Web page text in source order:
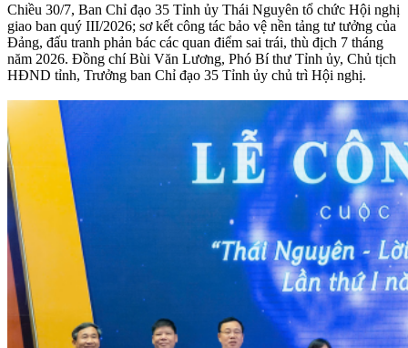
Chiều 30/7, Ban Chỉ đạo 35 Tỉnh ủy Thái Nguyên tổ chức Hội nghị
giao ban quý III/2026; sơ kết công tác bảo vệ nền tảng tư tưởng của
Đảng, đấu tranh phản bác các quan điểm sai trái, thù địch 7 tháng
năm 2026. Đồng chí Bùi Văn Lương, Phó Bí thư Tỉnh ủy, Chủ tịch
HĐND tỉnh, Trưởng ban Chỉ đạo 35 Tỉnh ủy chủ trì Hội nghị.